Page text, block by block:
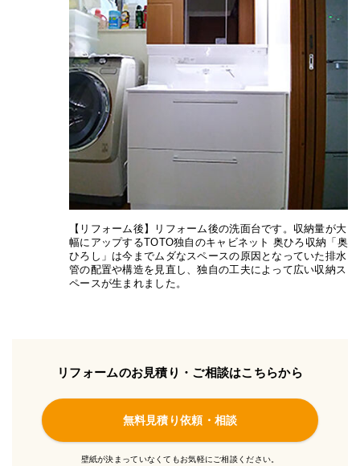
【リフォーム後】リフォーム後の洗面台です。収納量が大
幅にアップするTOTO独自のキャビネット 奥ひろ収納「奥
ひろし」は今までムダなスペースの原因となっていた排水
管の配置や構造を見直し、独自の工夫によって広い収納ス
ペースが生まれました。
リフォームのお見積り・ご相談はこちらから
無料見積り依頼・相談
壁紙が決まっていなくてもお気軽にご相談ください。